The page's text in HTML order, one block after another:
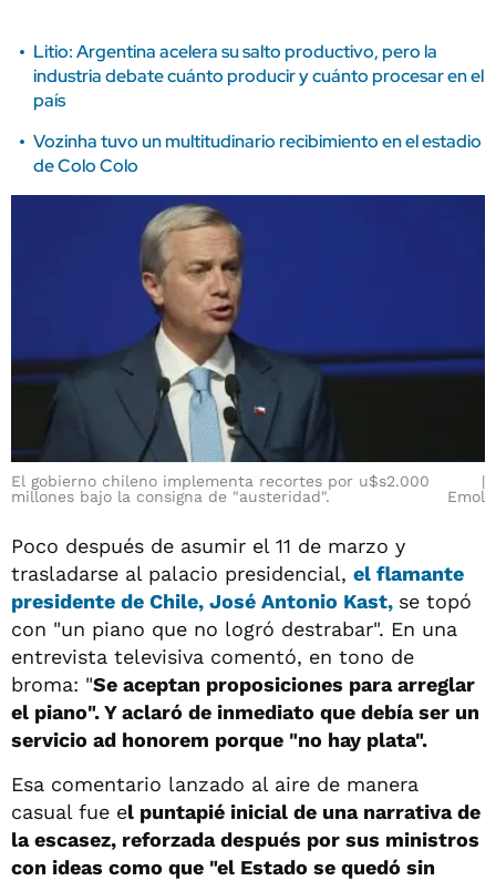
Litio: Argentina acelera su salto productivo, pero la
industria debate cuánto producir y cuánto procesar en el
país
Vozinha tuvo un multitudinario recibimiento en el estadio
de Colo Colo
El gobierno chileno implementa recortes por u$s2.000
millones bajo la consigna de "austeridad".
Emol
Poco después de asumir el 11 de marzo y
trasladarse al palacio presidencial, el flamante
presidente de Chile, José Antonio Kast, se topó
con "un piano que no logró destrabar". En una
entrevista televisiva comentó, en tono de
broma: "Se aceptan proposiciones para arreglar
el piano". Y aclaró de inmediato que debía ser un
servicio ad honorem porque "no hay plata".
Esa comentario lanzado al aire de manera
casual fue el puntapié inicial de una narrativa de
la escasez, reforzada después por sus ministros
con ideas como que "el Estado se quedó sin